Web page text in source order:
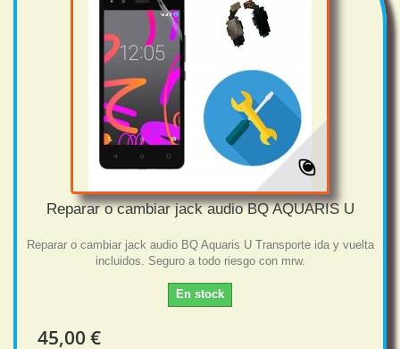
Reparar o cambiar jack audio BQ AQUARIS U
Reparar o cambiar jack audio BQ Aquaris U Transporte ida y vuelta
incluidos. Seguro a todo riesgo con mrw.
En stock
45,00 €